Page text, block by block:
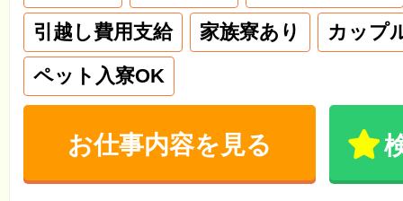
引越し費用支給
家族寮あり
カップ
ペット入寮OK
お仕事内容を見る